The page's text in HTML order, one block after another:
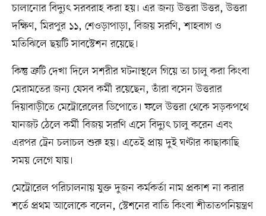
চালানোর বিদ্যুৎ সরবরাহ করা হয়। এর জন্য উত্তরা উত্তর, উত্তরা
দক্ষিণ, মিরপুর ১১, শেওড়াপাড়া, বিজয় সরণি, শাহবাগ ও
মতিঝিলে ছয়টি সাবস্টেশন রয়েছে।
কিন্তু ত্রুটি দেখা দিলে সশরীর ঘটনাস্থলে গিয়ে তা চালু করা কিংবা
মেরামতের জন্য যেসব কর্মী রয়েছেন, তাঁরা বসেন উত্তরার
দিয়াবাড়ীতে মেট্রোরেলের ডিপোতে। ফলে উত্তরা থেকে সড়কপথে
যানজট ঠেলে কর্মী বিজয় সরণি এসে বিদ্যুৎ চালু করেন এবং
এরপর ট্রেন চলাচল শুরু হয়। এতেই প্রায় দুই ঘণ্টার কাছাকাছি
সময় লেগে যায়।
মেট্রোরেল পরিচালনায় যুক্ত দুজন কর্মকর্তা নাম প্রকাশ না করার
শর্তে প্রথম আলোকে বলেন, স্টেশনের বাতি কিংবা শীতাতপনিয়ন্ত্রণ